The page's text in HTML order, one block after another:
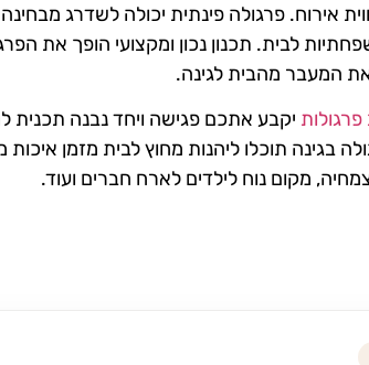
אירוח. פרגולה פינתית יכולה לשדרג
לבית. תכנון נכון ומקצועי הופך את
המעבר מהבית לגינה.
פרגולות יקבע אתכם פגישה ויחד נבנה תכנית
תוכלו ליהנות מחוץ לבית מזמן איכות
מקום נוח לילדים לארח חברים ועוד.